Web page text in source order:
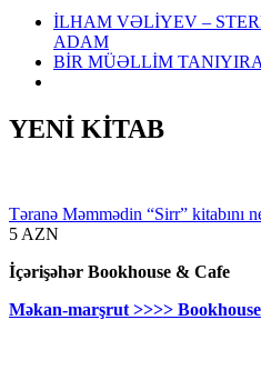
İLHAM VƏLİYEV –
ADAM
BİR MÜƏLLİM
YENİ KİTAB
Təranə Məmmədin “Sirr” kitabını
5 AZN
İçərişəhər Bookhouse & Cafe
Məkan-marşrut >>>> Bookhouse